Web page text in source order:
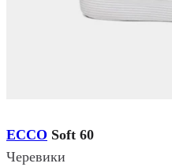
ECCO Soft 60
Черевики